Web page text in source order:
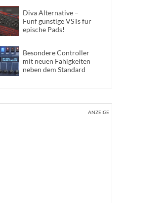
Diva Alternative –
Fünf günstige VSTs für
epische Pads!
Besondere Controller
mit neuen Fähigkeiten
neben dem Standard
ANZEIGE